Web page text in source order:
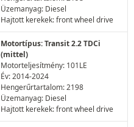
Üzemanyag: Diesel
Hajtott kerekek: front wheel drive
Motortípus: Transit 2.2 TDCi
(mittel)
Motorteljesítmény: 101LE
Év: 2014-2024
Hengerűrtartalom: 2198
Üzemanyag: Diesel
Hajtott kerekek: front wheel drive